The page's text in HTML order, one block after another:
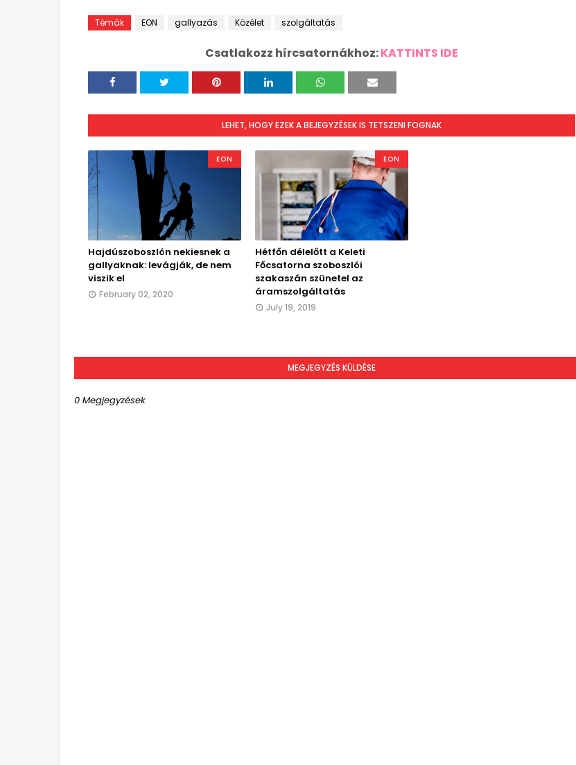
Témák EON gallyazás Közélet szolgáltatás
Csatlakozz hírcsatornákhoz:KATTINTS IDE
LEHET, HOGY EZEK A BEJEGYZÉSEK IS TETSZENI FOGNAK
EON
Hajdúszoboszlón nekiesnek a
gallyaknak: levágják, de nem
viszik el
February 02, 2020
EON
Hétfőn délelőtt a Keleti
Főcsatorna szoboszlói
szakaszán szünetel az
áramszolgáltatás
July 19, 2019
MEGJEGYZÉS KÜLDÉSE
0 Megjegyzések